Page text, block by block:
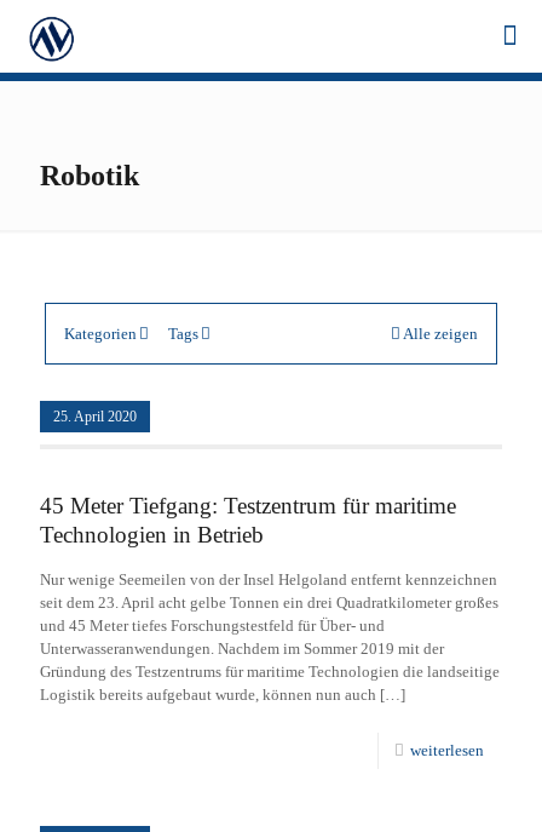
Robotik
Kategorien Tags Alle zeigen
25. April 2020
45 Meter Tiefgang: Testzentrum für maritime
Technologien in Betrieb
Nur wenige Seemeilen von der Insel Helgoland entfernt kennzeichnen
seit dem 23. April acht gelbe Tonnen ein drei Quadratkilometer großes
und 45 Meter tiefes Forschungstestfeld für Über- und
Unterwasseranwendungen. Nachdem im Sommer 2019 mit der
Gründung des Testzentrums für maritime Technologien die landseitige
Logistik bereits aufgebaut wurde, können nun auch […]
weiterlesen